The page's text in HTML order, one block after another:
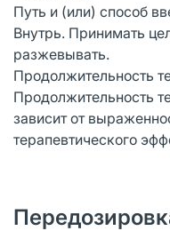
Путь и (или) способ
Внутрь. Принимать
разжевывать.
Продолжительность
Продолжительность
зависит от
терапевтического